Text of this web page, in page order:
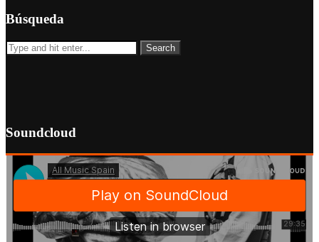
Búsqueda
Soundcloud